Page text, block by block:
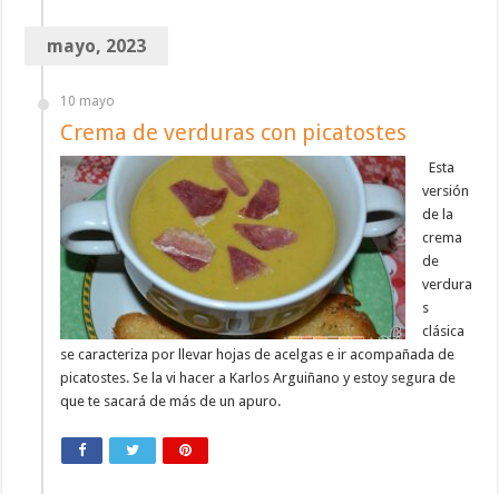
mayo, 2023
10 mayo
Crema de verduras con picatostes
Esta
versión
de la
crema
de
verdura
s
clásica
se caracteriza por llevar hojas de acelgas e ir acompañada de
picatostes. Se la vi hacer a Karlos Arguiñano y estoy segura de
que te sacará de más de un apuro.